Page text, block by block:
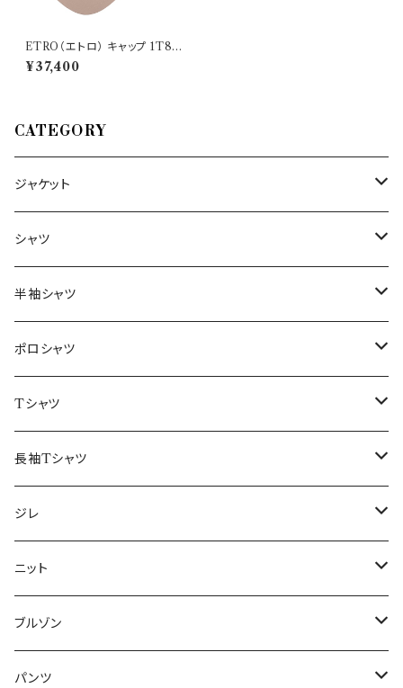
ETRO（エトロ） キャップ 1T82
3 29511
¥37,400
CATEGORY
ジャケット
～44/S
46/M
48/L
50/XL～
シャツ
～44/S
46/M
48/L
50/XL～
半袖シャツ
～44/S
46/M
48/L
50/XL～
ポロシャツ
～44/S
46/M
48/L
50/XL～
Tシャツ
～44/S
46/M
48/L
50/XL～
長袖Tシャツ
～44/S
46/M
48/L
50/XL～
ジレ
～44/S
46/M
48/L
ニット
～44/S
46/M
ブルゾン
～44/S
パンツ